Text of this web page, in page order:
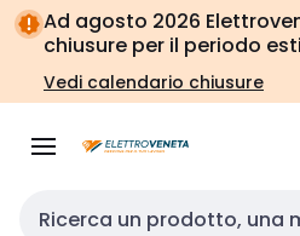
Vai alla
navigazione
Vai
alla
pagina
Ad agosto 2026
chiusure per il periodo
Vedi calendario chiusure
Cerca input